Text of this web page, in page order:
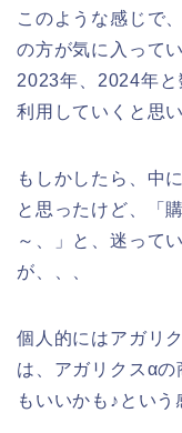
このような感じで
の方が気に入って
2023年、2024年
利用していくと思い
もしかしたら、中
と思ったけど、「
～、」と、迷って
が、、、
個人的にはアガリ
は、アガリクスα
もいいかも♪という